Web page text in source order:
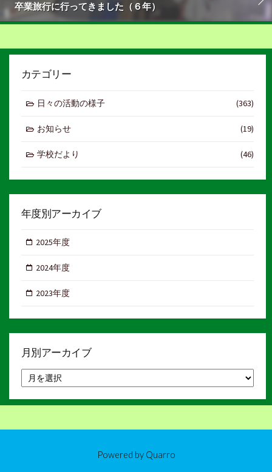
卒業旅行に行ってきました（６年）
カテゴリー
日々の活動の様子 (363)
お知らせ (19)
学校だより (46)
年度別アーカイブ
2025年度
2024年度
2023年度
月別アーカイブ
別
ア
ー
イ
Powered by Quarro